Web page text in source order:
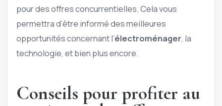
pour des offres concurrentielles. Cela vous
permettra d’être informé des meilleures
opportunités concernant l’électroménager, la
technologie, et bien plus encore.
Conseils pour profiter au